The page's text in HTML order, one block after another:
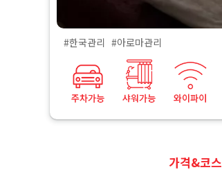
#한국관리 #아로마관리
가격&코스